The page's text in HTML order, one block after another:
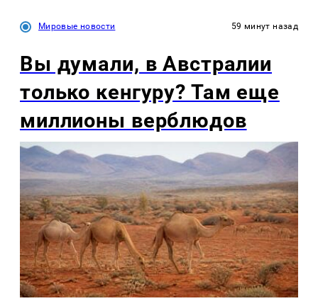
Мировые новости 59 минут назад
Вы думали, в Австралии
только кенгуру? Там еще
миллионы верблюдов